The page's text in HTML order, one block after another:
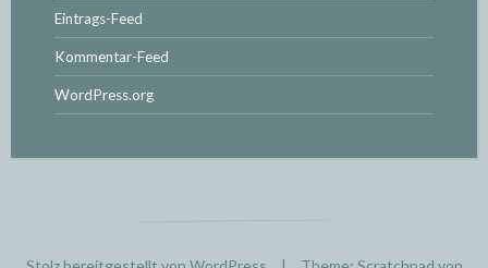
Eintrags-Feed
Kommentar-Feed
WordPress.org